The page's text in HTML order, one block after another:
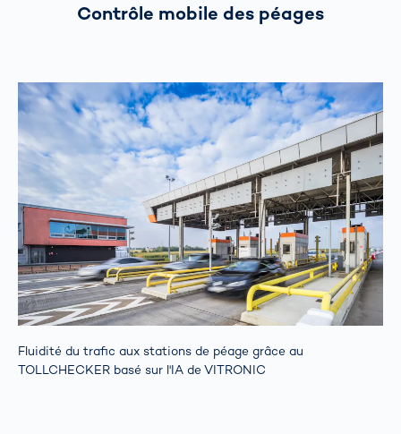
Contrôle mobile des péages
Fluidité du trafic aux stations de péage grâce au
TOLLCHECKER basé sur l'IA de VITRONIC